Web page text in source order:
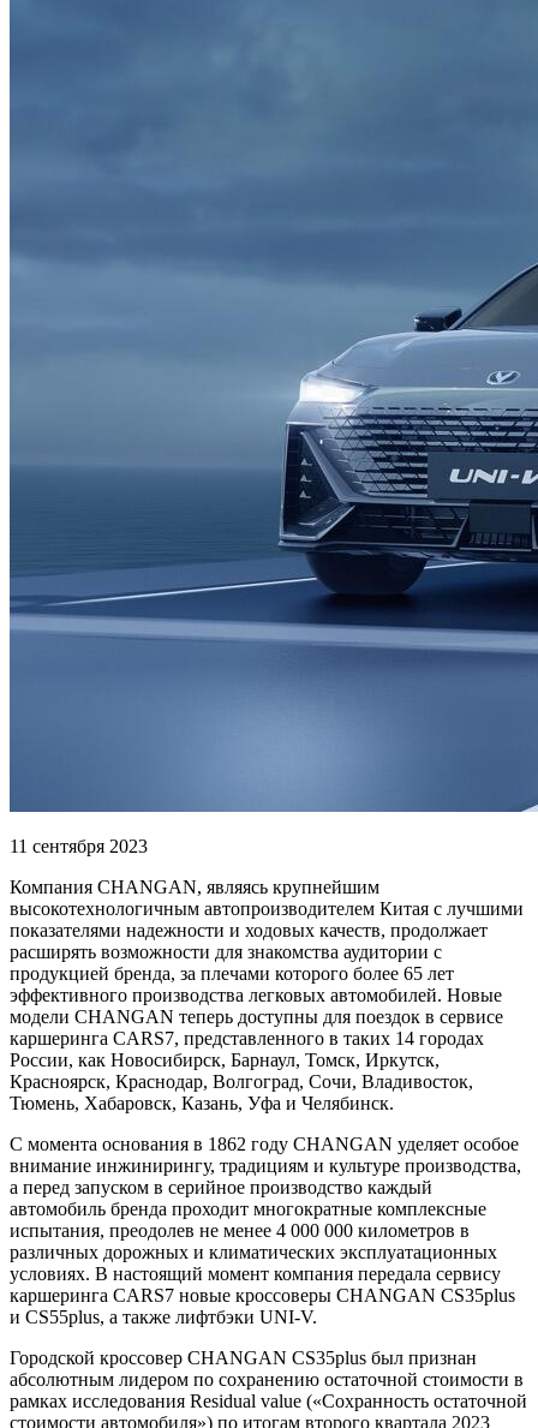
11 сентября 2023
Компания CHANGAN, являясь крупнейшим
высокотехнологичным автопроизводителем Китая с лучшими
показателями надежности и ходовых качеств, продолжает
расширять возможности для знакомства аудитории с
продукцией бренда, за плечами которого более 65 лет
эффективного производства легковых автомобилей. Новые
модели CHANGAN теперь доступны для поездок в сервисе
каршеринга CARS7, представленного в таких 14 городах
России, как Новосибирск, Барнаул, Томск, Иркутск,
Красноярск, Краснодар, Волгоград, Сочи, Владивосток,
Тюмень, Хабаровск, Казань, Уфа и Челябинск.
С момента основания в 1862 году CHANGAN уделяет особое
внимание инжинирингу, традициям и культуре производства,
а перед запуском в серийное производство каждый
автомобиль бренда проходит многократные комплексные
испытания, преодолев не менее 4 000 000 километров в
различных дорожных и климатических эксплуатационных
условиях. В настоящий момент компания передала сервису
каршеринга CARS7 новые кроссоверы CHANGAN CS35plus
и CS55plus, а также лифтбэки UNI-V.
Городской кроссовер CHANGAN CS35plus был признан
абсолютным лидером по сохранению остаточной стоимости в
рамках исследования Residual value («Сохранность остаточной
стоимости автомобиля») по итогам второго квартала 2023